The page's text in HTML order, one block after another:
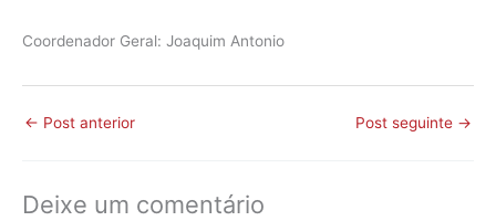
Coordenador Geral: Joaquim Antonio
← Post anterior Post seguinte →
Deixe um comentário